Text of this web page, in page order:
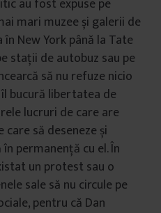
au fost expuse pe
mari muzee și galerii de
New York până la Tate
stații de autobuz sau pe
să nu refuze nicio
bucură libertatea de
lucruri de care are
să deseneze și
permanență cu el. În
un protest sau o
sale să nu circule pe
pentru că Dan